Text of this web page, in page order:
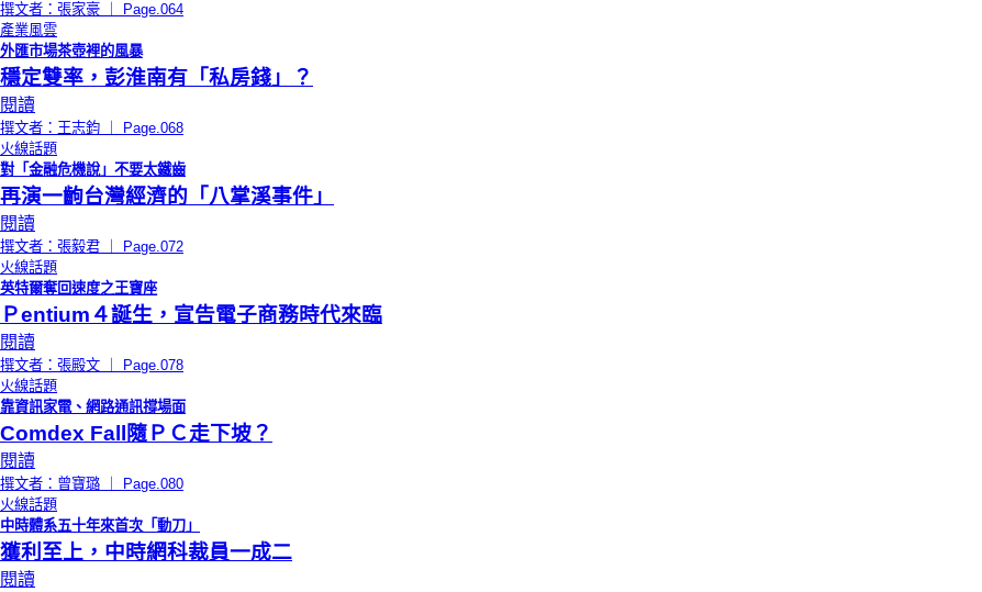
撰文者：張家豪 ｜ Page.064
產業風雲
外匯市場茶壺裡的風暴
穩定雙率，彭淮南有「私房錢」？
閱讀
撰文者：王志鈞 ｜ Page.068
火線話題
對「金融危機說」不要太鐵齒
再演一齣台灣經濟的「八掌溪事件」
閱讀
撰文者：張毅君 ｜ Page.072
火線話題
英特爾奪回速度之王寶座
Ｐentium４誕生，宣告電子商務時代來臨
閱讀
撰文者：張殿文 ｜ Page.078
火線話題
靠資訊家電、網路通訊撐場面
Comdex Fall隨ＰＣ走下坡？
閱讀
撰文者：曾寶璐 ｜ Page.080
火線話題
中時體系五十年來首次「動刀」
獲利至上，中時網科裁員一成二
閱讀